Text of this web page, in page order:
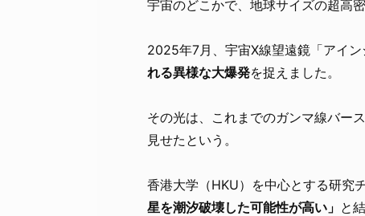
宇宙のどこかで、地球サイズの超高
2025年7月、宇宙X線望遠鏡「アイン
れる異様な大爆発を捉えました。
その光は、これまでのガンマ線バー
見せたという。
香港大学（HKU）を中心とする研究
星を潮汐破壊した可能性が高い」 と